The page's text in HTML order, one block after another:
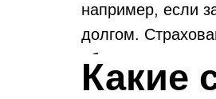
например, если
долгом.
обязательства
Какие